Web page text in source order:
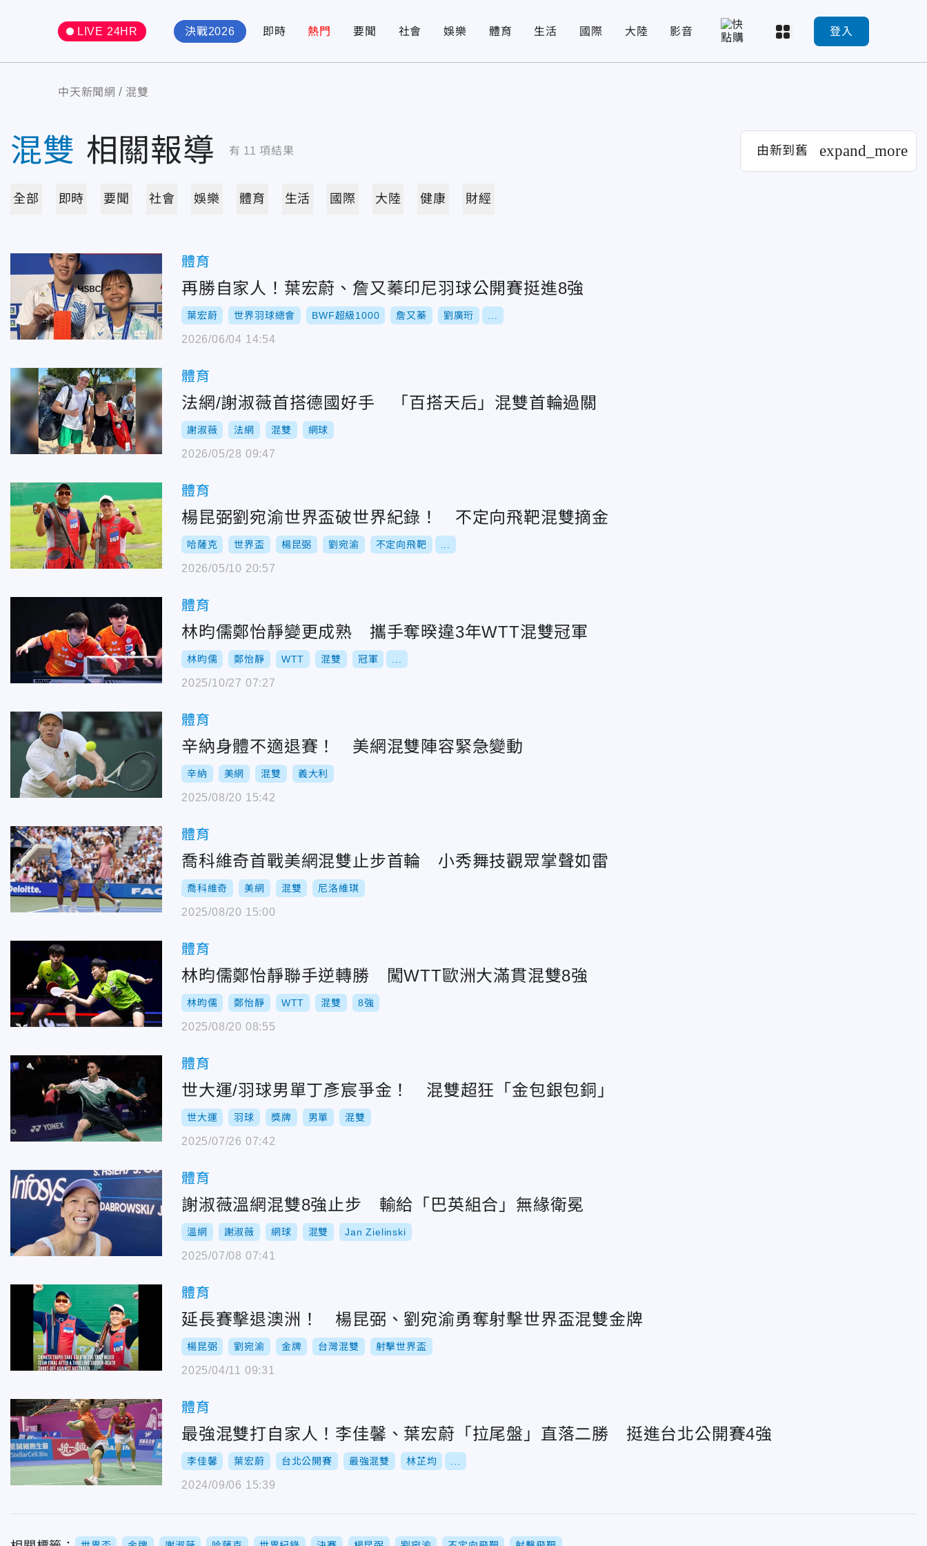
LIVE 24HR 決戰2026 即時 熱門 要聞 社會 娛樂 體育 生活 國際 大陸 影音 登入
中天新聞網 混雙
混雙 相關報導 有 11 項結果 由新到舊 expand_more
全部 即時 要聞 社會 娛樂 體育 生活 國際 大陸 健康 財經
體育
再勝自家人！葉宏蔚、詹又蓁印尼羽球公開賽挺進8強
葉宏蔚 世界羽球總會 BWF超級1000 詹又蓁 劉廣珩
2026/06/04 14:54
體育
法網/謝淑薇首搭德國好手 「百搭天后」混雙首輪過關
謝淑薇 法網 混雙 網球
2026/05/28 09:47
體育
楊昆弼劉宛渝世界盃破世界紀錄！ 不定向飛靶混雙摘金
哈薩克 世界盃 楊昆弼 劉宛渝 不定向飛靶
2026/05/10 20:57
體育
林昀儒鄭怡靜變更成熟 攜手奪暌違3年WTT混雙冠軍
林昀儒 鄭怡靜 WTT 混雙 冠軍
2025/10/27 07:27
體育
辛納身體不適退賽！ 美網混雙陣容緊急變動
辛納 美網 混雙 義大利
2025/08/20 15:42
體育
喬科維奇首戰美網混雙止步首輪 小秀舞技觀眾掌聲如雷
喬科維奇 美網 混雙 尼洛維琪
2025/08/20 15:00
體育
林昀儒鄭怡靜聯手逆轉勝 闖WTT歐洲大滿貫混雙8強
林昀儒 鄭怡靜 WTT 混雙 8強
2025/08/20 08:55
體育
世大運/羽球男單丁彥宸爭金！ 混雙超狂「金包銀包銅」
世大運 羽球 獎牌 男單 混雙
2025/07/26 07:42
體育
謝淑薇溫網混雙8強止步 輸給「巴英組合」無緣衛冕
溫網 謝淑薇 網球 混雙 Jan Zielinski
2025/07/08 07:41
體育
延長賽擊退澳洲！ 楊昆弼、劉宛渝勇奪射擊世界盃混雙金牌
楊昆弼 劉宛渝 金牌 台灣混雙 射擊世界盃
2025/04/11 09:31
體育
最強混雙打自家人！李佳馨、葉宏蔚「拉尾盤」直落二勝 挺進台北公開賽4強
李佳馨 葉宏蔚 台北公開賽 最強混雙 林芷均
2024/09/06 15:39